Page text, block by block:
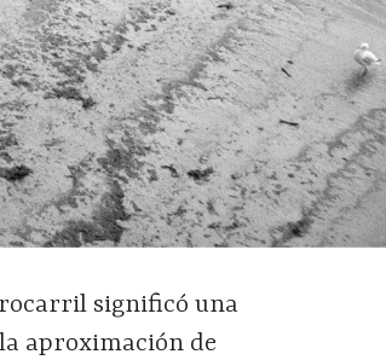
significó una
aproximación de